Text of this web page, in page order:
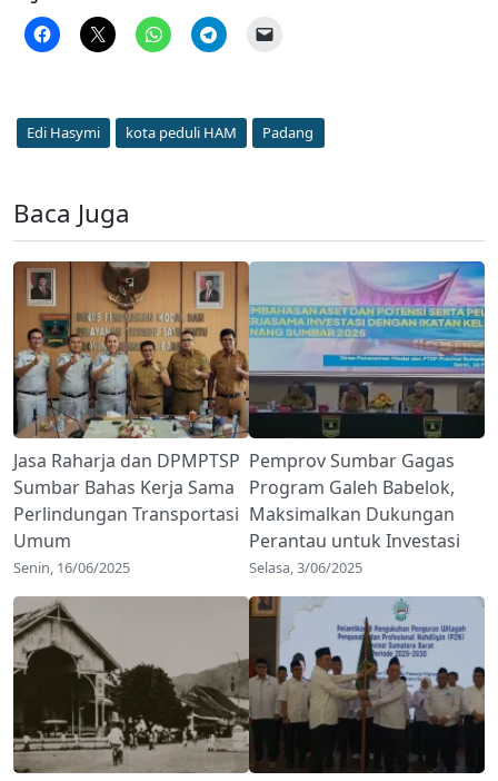
Edi Hasymi kota peduli HAM Padang
Baca Juga
Jasa Raharja dan DPMPTSP
Sumbar Bahas Kerja Sama
Perlindungan Transportasi
Umum
Senin, 16/06/2025
Pemprov Sumbar Gagas
Program Galeh Babelok,
Maksimalkan Dukungan
Perantau untuk Investasi
Selasa, 3/06/2025